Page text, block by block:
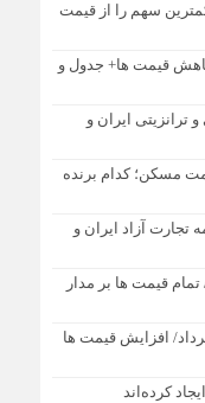
سهم را از قیمت
جمعه ۱۶ مرداد/ کاهش قیمت ها+ جدول و
ترانزیتی ایران و
مسکن؛ کدام برنده
تجارت آزاد ایران و
امروز پنجشنبه 15مرداد/ تمام قیمت ها بر مدار
طلا، دلار و سکه امروز پنجشنبه 15مرداد/ افزایش قیمت ها